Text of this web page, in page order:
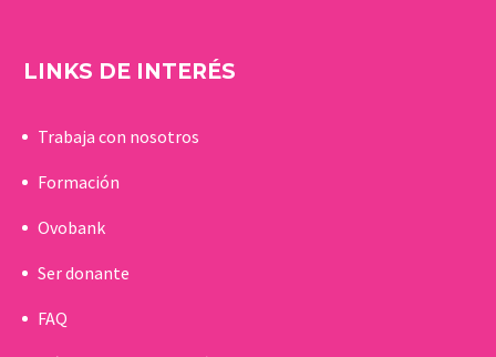
LINKS DE INTERÉS
Trabaja con nosotros
Formación
Ovobank
Ser donante
FAQ